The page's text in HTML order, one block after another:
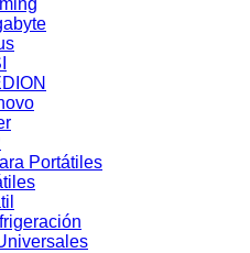
Portátiles